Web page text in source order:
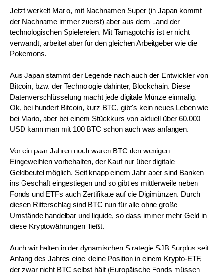
Jetzt werkelt Mario, mit Nachnamen Super (in Japan kommt
der Nachname immer zuerst) aber aus dem Land der
technologischen Spielereien. Mit Tamagotchis ist er nicht
verwandt, arbeitet aber für den gleichen Arbeitgeber wie die
Pokemons.
Aus Japan stammt der Legende nach auch der Entwickler von
Bitcoin, bzw. der Technologie dahinter, Blockchain. Diese
Datenverschlüsselung macht jede digitale Münze einmalig.
Ok, bei hundert Bitcoin, kurz BTC, gibt's kein neues Leben wie
bei Mario, aber bei einem Stückkurs von aktuell über 60.000
USD kann man mit 100 BTC schon auch was anfangen.
Vor ein paar Jahren noch waren BTC den wenigen
Eingeweihten vorbehalten, der Kauf nur über digitale
Geldbeutel möglich. Seit knapp einem Jahr aber sind Banken
ins Geschäft eingestiegen und so gibt es mittlerweile neben
Fonds und ETFs auch Zertifikate auf die Digimünzen. Durch
diesen Ritterschlag sind BTC nun für alle ohne große
Umstände handelbar und liquide, so dass immer mehr Geld in
diese Kryptowährungen fließt.
Auch wir halten in der dynamischen Strategie SJB Surplus seit
Anfang des Jahres eine kleine Position in einem Krypto-ETF,
der zwar nicht BTC selbst hält (Europäische Fonds müssen